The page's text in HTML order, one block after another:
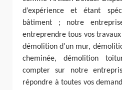
d’expérience et étant
bâtiment ; notre
entreprendre tous vos
démolition d’un mur,
cheminée, démolition
compter sur notre
répondre à toutes vos